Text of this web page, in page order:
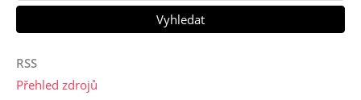
RSS
Přehled zdrojů